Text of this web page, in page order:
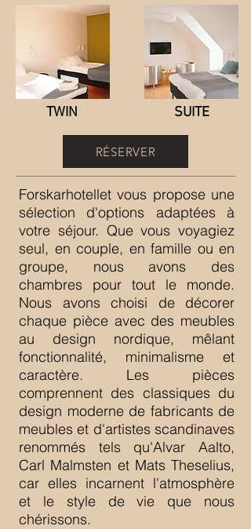
TWIN SUITE
RÉSERVER
Forskarhotellet vous propose une
sélection d'options adaptées à
votre séjour. Que vous voyagiez
seul, en couple, en famille ou en
groupe, nous avons des
chambres pour tout le monde.
Nous avons choisi de décorer
chaque pièce avec des meubles
au design nordique, mêlant
fonctionnalité, minimalisme et
caractère. Les pièces
comprennent des classiques du
design moderne de fabricants de
meubles et d'artistes scandinaves
renommés tels qu'Alvar Aalto,
Carl Malmsten et Mats Theselius,
car elles incarnent l'atmosphère
et le style de vie que nous
chérissons.